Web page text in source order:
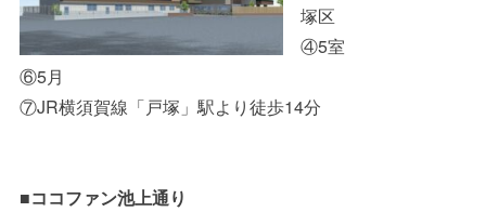
塚区
④5室
⑥5月
⑦JR横須賀線「戸塚」駅より徒歩14分
■ココファン池上通り